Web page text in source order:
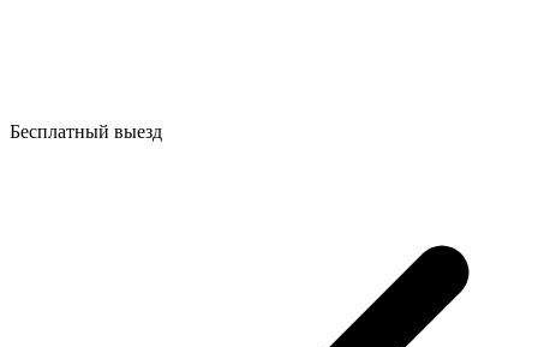
Бесплатный выезд